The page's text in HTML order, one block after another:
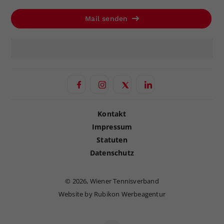
Mail senden
Kontakt
Impressum
Statuten
Datenschutz
© 2026, Wiener Tennisverband
Website by Rubikon Werbeagentur